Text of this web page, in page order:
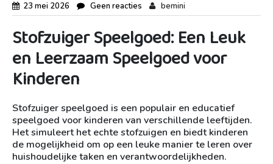
23 mei 2026 Geen reacties bemini
Stofzuiger Speelgoed: Een Leuk
en Leerzaam Speelgoed voor
Kinderen
Stofzuiger speelgoed is een populair en educatief
speelgoed voor kinderen van verschillende leeftijden.
Het simuleert het echte stofzuigen en biedt kinderen
de mogelijkheid om op een leuke manier te leren over
huishoudelijke taken en verantwoordelijkheden.